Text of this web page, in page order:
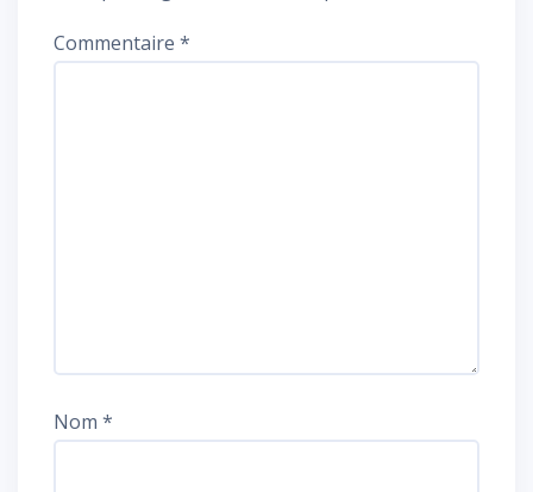
Commentaire *
Nom *